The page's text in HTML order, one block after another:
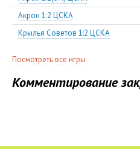
Акрон 1:2 ЦСКА
Крылья Советов 1:2 ЦСКА
Посмотреть все игры
Комментирование